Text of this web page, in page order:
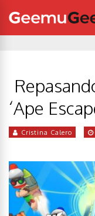
‘Ape
Cristina Calero